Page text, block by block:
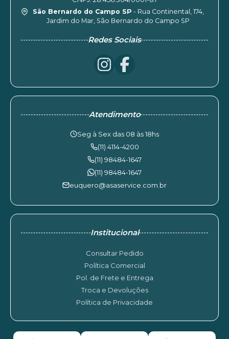
São Bernardo do Campo SP - Rua Continental, 174,
Jardim do Mar, São Bernardo do Campo SP
Redes Sociais
Atendimento
Seg à Sex das 08 às 18hs
(11) 4114-4200
(11) 98484-1647
(11) 98484-1647
euquero@asaservice.com.br
Institucional
Consultar Pedido
Política Comercial
Pol. de Frete e Entrega
Troca e Devoluções
Política de Privacidade